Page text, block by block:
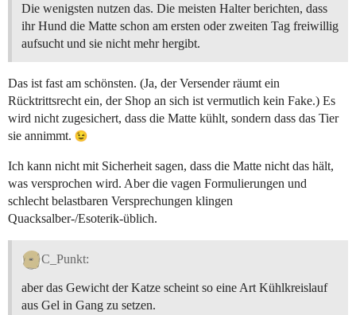
Die wenigsten nutzen das. Die meisten Halter berichten, dass
ihr Hund die Matte schon am ersten oder zweiten Tag freiwillig
aufsucht und sie nicht mehr hergibt.
Das ist fast am schönsten. (Ja, der Versender räumt ein
Rücktrittsrecht ein, der Shop an sich ist vermutlich kein Fake.) Es
wird nicht zugesichert, dass die Matte kühlt, sondern dass das Tier
sie annimmt.
Ich kann nicht mit Sicherheit sagen, dass die Matte nicht das hält,
was versprochen wird. Aber die vagen Formulierungen und
schlecht belastbaren Versprechungen klingen
Quacksalber-/Esoterik-üblich.
C_Punkt:
aber das Gewicht der Katze scheint so eine Art Kühlkreislauf
aus Gel in Gang zu setzen.